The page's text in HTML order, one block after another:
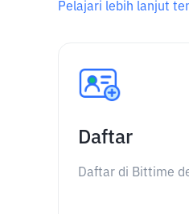
Pelajari lebih lanjut
Daftar
Daftar di Bittime